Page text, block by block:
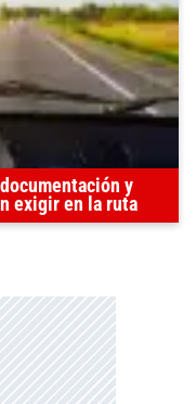
y
exigir en la ruta